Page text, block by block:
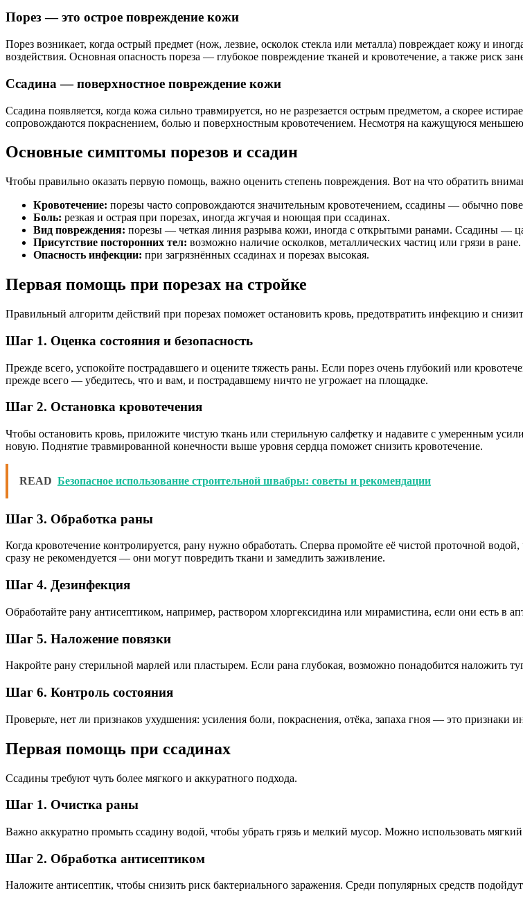
Порез — это острое повреждение кожи
Порез возникает, когда острый предмет (нож, лезвие, осколок стекла или металла) повреждает кожу и
воздействия. Основная опасность пореза — глубокое повреждение тканей и кровотечение, а также риск
Ссадина — поверхностное повреждение кожи
Ссадина появляется, когда кожа сильно травмируется, но не разрезается острым предметом, а скорее
сопровождаются покраснением, болью и поверхностным кровотечением. Несмотря на кажущуюся
Основные симптомы порезов и ссадин
Чтобы правильно оказать первую помощь, важно оценить степень повреждения. Вот на что обратить
Кровотечение: порезы часто сопровождаются значительным кровотечением, ссадины — обычно
Боль: резкая и острая при порезах, иногда жгучая и ноющая при ссадинах.
Вид повреждения: порезы — четкая линия разрыва кожи, иногда с открытыми ранами. Ссадины —
Присутствие посторонних тел: возможно наличие осколков, металлических частиц или грязи в ране.
Опасность инфекции: при загрязнённых ссадинах и порезах высокая.
Первая помощь при порезах на стройке
Правильный алгоритм действий при порезах поможет остановить кровь, предотвратить инфекцию и
Шаг 1. Оценка состояния и безопасность
Прежде всего, успокойте пострадавшего и оцените тяжесть раны. Если порез очень глубокий или
прежде всего — убедитесь, что и вам, и пострадавшему ничто не угрожает на площадке.
Шаг 2. Остановка кровотечения
Чтобы остановить кровь, приложите чистую ткань или стерильную салфетку и надавите с умеренным
новую. Поднятие травмированной конечности выше уровня сердца поможет снизить кровотечение.
READ Безопасное использование строительной швабры: советы и рекомендации
Шаг 3. Обработка раны
Когда кровотечение контролируется, рану нужно обработать. Сперва промойте её чистой проточной
сразу не рекомендуется — они могут повредить ткани и замедлить заживление.
Шаг 4. Дезинфекция
Обработайте рану антисептиком, например, раствором хлоргексидина или мирамистина, если они есть в
Шаг 5. Наложение повязки
Накройте рану стерильной марлей или пластырем. Если рана глубокая, возможно понадобится наложить
Шаг 6. Контроль состояния
Проверьте, нет ли признаков ухудшения: усиления боли, покраснения, отёка, запаха гноя — это признаки
Первая помощь при ссадинах
Ссадины требуют чуть более мягкого и аккуратного подхода.
Шаг 1. Очистка раны
Важно аккуратно промыть ссадину водой, чтобы убрать грязь и мелкий мусор. Можно использовать
Шаг 2. Обработка антисептиком
Наложите антисептик, чтобы снизить риск бактериального заражения. Среди популярных средств